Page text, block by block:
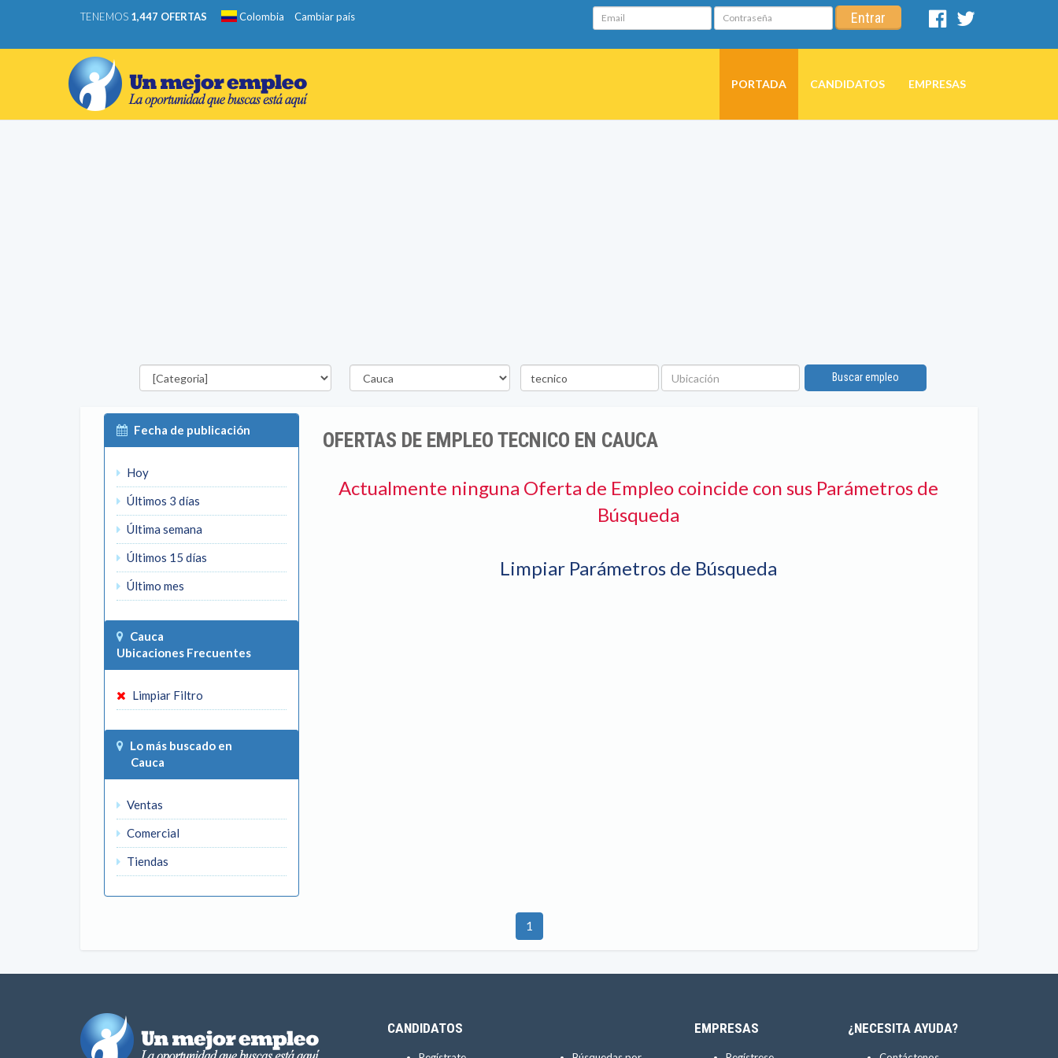
TENEMOS 1,447 OFERTAS Colombia Cambiar país Email Contraseña Entrar
Facebook
PORTADA CANDIDATOS EMPRESAS
Categorías Departamento
Palabra
clave
Ubicación
Buscar empleo
Fecha de publicación
Hoy
Últimos 3 días
Última semana
Últimos 15 días
Último mes
Cauca
Ubicaciones Frecuentes
Limpiar Filtro
Lo más buscado en
Cauca
Ventas
Comercial
Tiendas
OFERTAS DE EMPLEO TECNICO EN CAUCA
Actualmente ninguna Oferta de Empleo coincide con sus Parámetros de
Búsqueda
Limpiar Parámetros de Búsqueda
1
CANDIDATOS EMPRESAS ¿NECESITA AYUDA?